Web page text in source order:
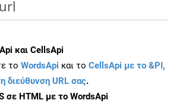
και CellsApi
το WordsApi και το CellsApi με το &PI,
διεύθυνση URL σας.
σε HTML με το WordsApi